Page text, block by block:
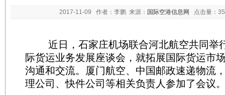
2017-11-09 作者：李鹏 来源： 国际空港信息网 点击量：
近日，石家庄机场联合河北航空共同举
际货运业务发展座谈会，就拓展国际货运市
沟通和交流。厦门航空、中国邮政速递物流
理公司、快件公司等相关负责人参加了会议